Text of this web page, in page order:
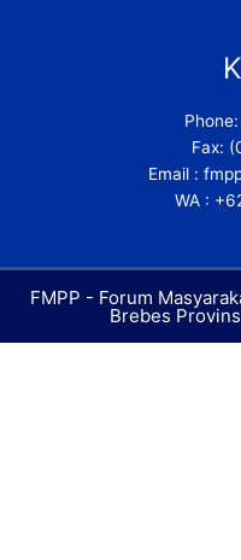
Fax:
Email :
WA :
FMPP - Forum
Brebes